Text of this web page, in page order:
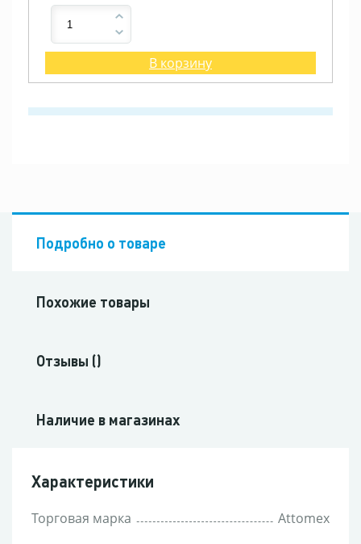
В корзину
Подробно о товаре
Похожие товары
Отзывы ()
Наличие в магазинах
Характеристики
Торговая марка Attomex